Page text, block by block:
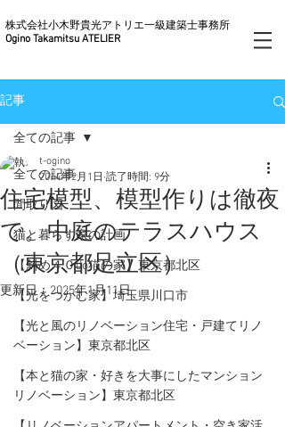
株式会社小木野貴光アトリエ一級建築士事務所
Ogino Takamitsu ATELIER
記事
全ての記事
間取り図
猫と暮らす家の計画
【斜め４０do猫の家】東京都北区
【光をつかむ家】埼玉県川口市
【光と風のリノベーション住宅・戸建てリノ
ベーション】東京都北区
【本と猫の家・好きを大事にしたマンション
リノベーション】東京都北区
全ての記事
住宅模型、模型作りは徹夜
で。中庭のテラスハウス
（東京都足立区）
t-ogino
2014年2月1日 読了時間: 9分
更新日：2025年1月11日